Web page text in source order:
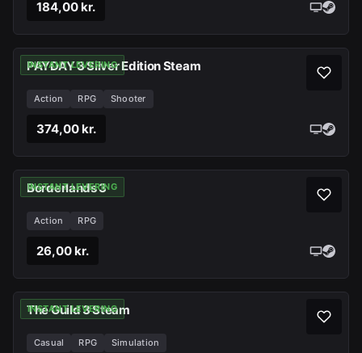
184,00 kr.
INSTANT LEVERING
PAYDAY 3 Silver Edition Steam
Action RPG Shooter
374,00 kr.
INSTANT LEVERING
Borderlands 3
Action RPG
26,00 kr.
INSTANT LEVERING
The Guild 3 Steam
Casual RPG Simulation